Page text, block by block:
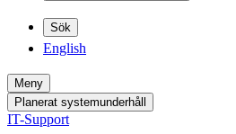
Sök
English
Meny
Planerat systemunderhåll
IT-Support